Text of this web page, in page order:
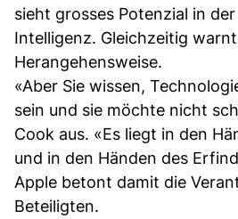
sieht grosses Potenzial in
Intelligenz. Gleichzeitig
Herangehensweise.
«Aber Sie wissen,
sein und sie möchte nicht
Cook aus. «Es liegt in den
und in den Händen des
Apple betont damit die
Beteiligten.